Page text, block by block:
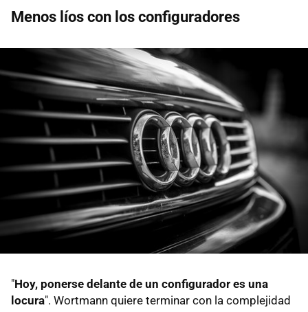
Menos líos con los configuradores
"Hoy, ponerse delante de un configurador es una
locura". Wortmann quiere terminar con la complejidad